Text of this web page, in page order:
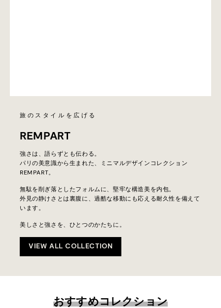
旅のスタイルを広げる
REMPART
強さは、語らずとも伝わる。
パリの美意識から生まれた、ミニマルデザインコレクション
REMPART。
無駄を削ぎ落としたフォルムに、堅牢な構造美を内包。
外見の静けさとは裏腹に、過酷な移動にも応える耐久性を備えて
います。
美しさと強さを、ひとつのかたちに。
VIEW ALL COLLECTION
おすすめコレクション